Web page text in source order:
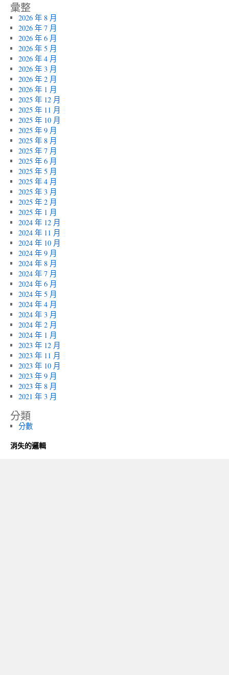
彙整
2026 年 8 月
2026 年 7 月
2026 年 6 月
2026 年 5 月
2026 年 4 月
2026 年 3 月
2026 年 2 月
2026 年 1 月
2025 年 12 月
2025 年 11 月
2025 年 10 月
2025 年 9 月
2025 年 8 月
2025 年 7 月
2025 年 6 月
2025 年 5 月
2025 年 4 月
2025 年 3 月
2025 年 2 月
2025 年 1 月
2024 年 12 月
2024 年 11 月
2024 年 10 月
2024 年 9 月
2024 年 8 月
2024 年 7 月
2024 年 6 月
2024 年 5 月
2024 年 4 月
2024 年 3 月
2024 年 2 月
2024 年 1 月
2023 年 12 月
2023 年 11 月
2023 年 10 月
2023 年 9 月
2023 年 8 月
2021 年 3 月
分類
分數
消失的邏輯